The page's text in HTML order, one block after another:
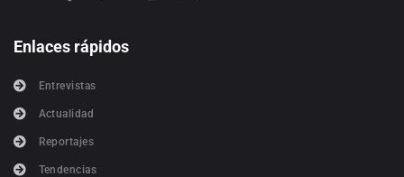
Enlaces rápidos
Entrevistas
Actualidad
Reportajes
Tendencias